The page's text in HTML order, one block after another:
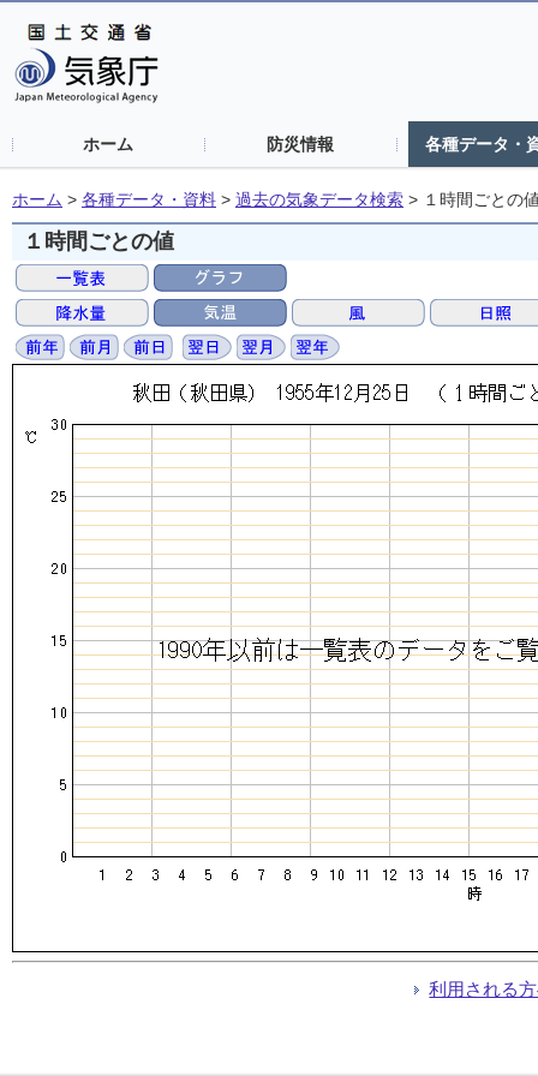
ホーム 防災情報 各種データ・
ホーム > 各種データ・資料 > 過去の気象データ検索 > １時間ごとの
１時間ごとの値
利用される